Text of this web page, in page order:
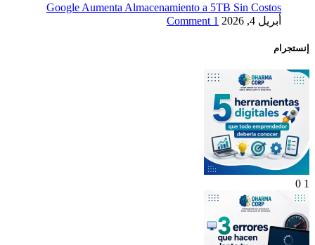
Google Aumenta Almacenamiento a 5TB Sin Costos
أبريل 4, 2026
1 Comment
إنستجرام
1
0